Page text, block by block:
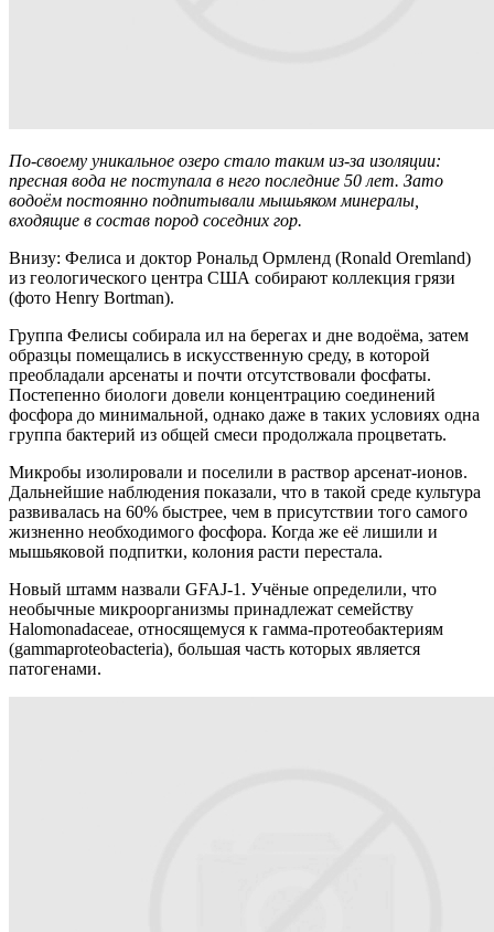
По-своему уникальное озеро стало таким из-за изоляции:
пресная вода не поступала в него последние 50 лет. Зато
водоём постоянно подпитывали мышьяком минералы,
входящие в состав пород соседних гор.
Внизу: Фелиса и доктор Рональд Ормленд (Ronald Oremland)
из геологического центра США собирают коллекция грязи
(фото Henry Bortman).
Группа Фелисы собирала ил на берегах и дне водоёма, затем
образцы помещались в искусственную среду, в которой
преобладали арсенаты и почти отсутствовали фосфаты.
Постепенно биологи довели концентрацию соединений
фосфора до минимальной, однако даже в таких условиях одна
группа бактерий из общей смеси продолжала процветать.
Микробы изолировали и поселили в раствор арсенат-ионов.
Дальнейшие наблюдения показали, что в такой среде культура
развивалась на 60% быстрее, чем в присутствии того самого
жизненно необходимого фосфора. Когда же её лишили и
мышьяковой подпитки, колония расти перестала.
Новый штамм назвали GFAJ-1. Учёные определили, что
необычные микроорганизмы принадлежат семейству
Halomonadaceae, относящемуся к гамма-протеобактериям
(gammaproteobacteria), большая часть которых является
патогенами.